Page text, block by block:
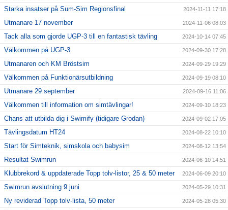
Starka insatser på Sum-Sim Regionsfinal 2024-11-11 17:18
Utmanare 17 november 2024-11-06 08:03
Tack alla som gjorde UGP-3 till en fantastisk tävling 2024-10-14 07:45
Välkommen på UGP-3 2024-09-30 17:28
Utmanaren och KM Bröstsim 2024-09-29 19:29
Välkommen på Funktionärsutbildning 2024-09-19 08:10
Utmanare 29 september 2024-09-16 11:06
Välkommen till information om simtävlingar! 2024-09-10 18:23
Chans att utbilda dig i Swimify (tidigare Grodan) 2024-09-02 17:05
Tävlingsdatum HT24 2024-08-22 10:10
Start för Simteknik, simskola och babysim 2024-08-12 13:54
Resultat Swimrun 2024-06-10 14:51
Klubbrekord & uppdaterade Topp tolv-listor, 25 & 50 meter 2024-06-09 20:10
Swimrun avslutning 9 juni 2024-05-29 10:31
Ny reviderad Topp tolv-lista, 50 meter 2024-05-28 05:30